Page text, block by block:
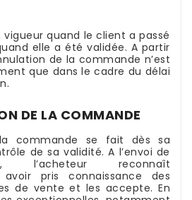
quand le client a passé
elle a été validée. A partir
de la commande n’est
que dans le cadre du délai
DE LA COMMANDE
commande se fait dès sa
de sa validité. A l’envoi de
l’acheteur reconnaît
pris connaissance des
de vente et les accepte. En